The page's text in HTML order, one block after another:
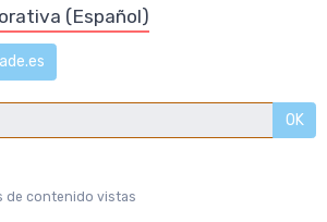
(Español)
OK
de contenido vistas